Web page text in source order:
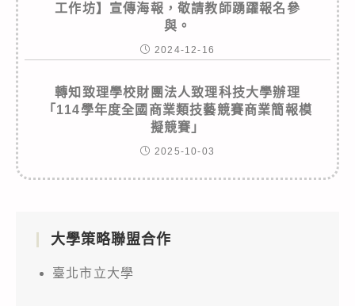
工作坊】宣傳海報，敬請教師踴躍報名參
與。
2024-12-16
轉知致理學校財團法人致理科技大學辦理
「114學年度全國商業類技藝競賽商業簡報模
擬競賽」
2025-10-03
大學策略聯盟合作
臺北市立大學